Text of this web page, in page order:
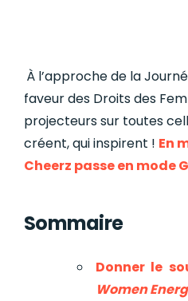
À l’approche de la
faveur des Droits des
projecteurs sur toutes
créent, qui inspirent ! En
Cheerz passe en mode
Sommaire
Donner le
Women